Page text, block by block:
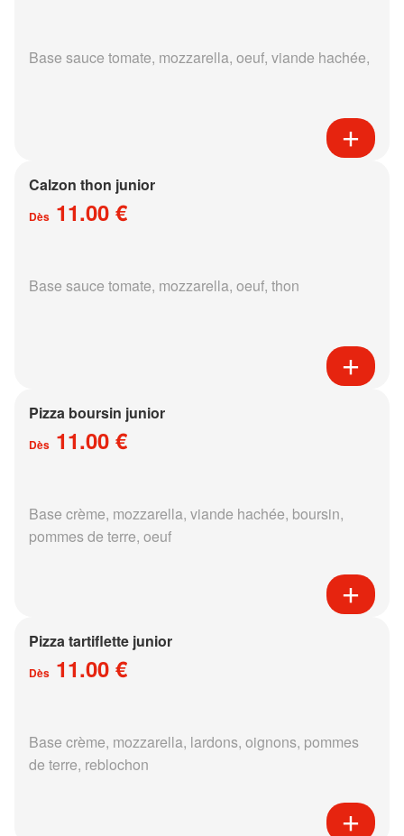
Base sauce tomate, mozzarella, oeuf, viande hachée,
Calzon thon junior
Dès 11.00 €
Base sauce tomate, mozzarella, oeuf, thon
Pizza boursin junior
Dès 11.00 €
Base crème, mozzarella, viande hachée, boursin,
pommes de terre, oeuf
Pizza tartiflette junior
Dès 11.00 €
Base crème, mozzarella, lardons, oignons, pommes
de terre, reblochon